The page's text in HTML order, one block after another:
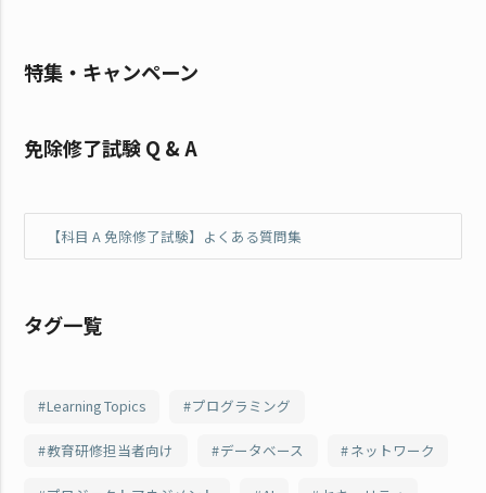
特集・キャンペーン
免除修了試験 Q & A
【科目 A 免除修了試験】よくある質問集
タグ一覧
Learning Topics プログラミング
教育研修担当者向け データベース ネットワーク